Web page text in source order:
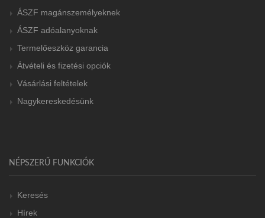
ÁSZF magánszemélyeknek
ÁSZF adóalanyoknak
Termelőeszköz garancia
Átvételi és fizetési opciók
Vásárlási feltételek
Nagykereskedésünk
NÉPSZERŰ FUNKCIÓK
Keresés
Hírek